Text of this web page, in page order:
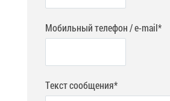
Мобильный телефон / e-mail*
Текст сообщения*